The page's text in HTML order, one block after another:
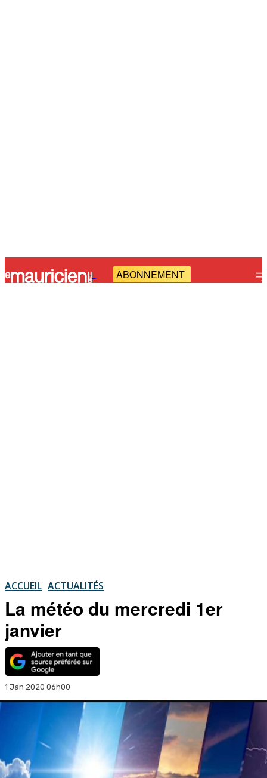
- ABONNEMENT
ACCUEIL ACTUALITÉS
La météo du mercredi 1er
janvier
1 Jan 2020 06h00